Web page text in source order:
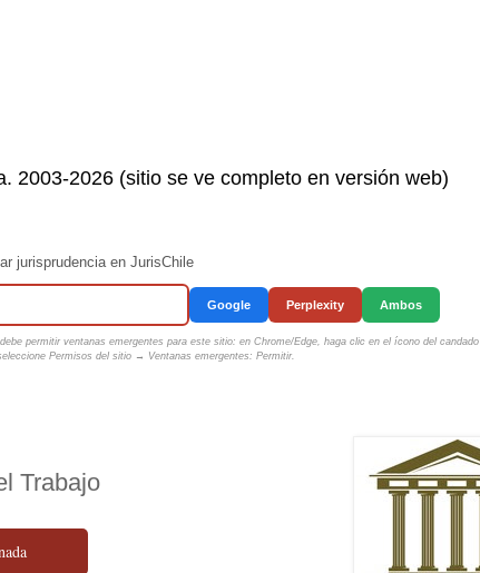
2003-2026 (sitio se ve completo en versión web)
jurisprudencia en JurisChile
Google Perplexity Ambos
permitir ventanas emergentes para este sitio: en Chrome/Edge, haga clic en el ícono del candado
Permisos del sitio → Ventanas emergentes: Permitir.
Trabajo